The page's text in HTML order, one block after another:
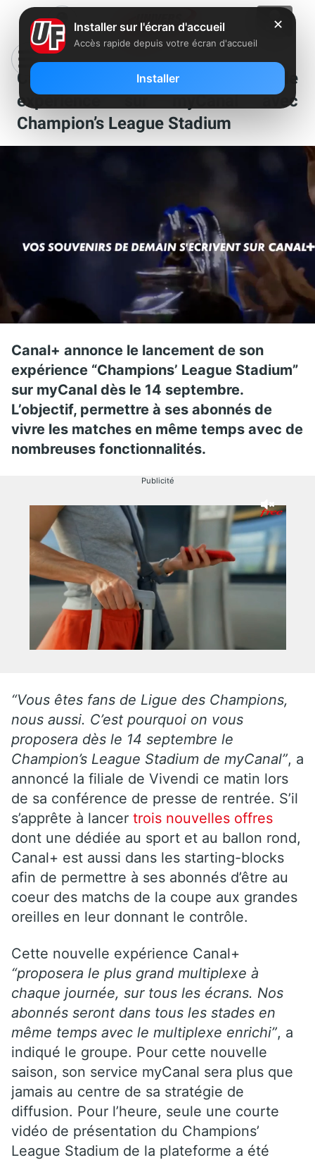
Canal+ va lancer une nouvelle
expérience sur myCanal avec
Champion’s League Stadium
Canal+ annonce le lancement de son
expérience “Champions’ League Stadium”
sur myCanal dès le 14 septembre.
L’objectif, permettre à ses abonnés de
vivre les matches en même temps avec de
nombreuses fonctionnalités.
Publicité
“Vous êtes fans de Ligue des Champions,
nous aussi. C’est pourquoi on vous
proposera dès le 14 septembre le
Champion’s League Stadium de myCanal”, a
annoncé la filiale de Vivendi ce matin lors
de sa conférence de presse de rentrée. S’il
s’apprête à lancer trois nouvelles offres
dont une dédiée au sport et au ballon rond,
Canal+ est aussi dans les starting-blocks
afin de permettre à ses abonnés d’être au
coeur des matchs de la coupe aux grandes
oreilles en leur donnant le contrôle.
Cette nouvelle expérience Canal+
“proposera le plus grand multiplexe à
chaque journée, sur tous les écrans. Nos
abonnés seront dans tous les stades en
même temps avec le multiplexe enrichi”, a
indiqué le groupe. Pour cette nouvelle
saison, son service myCanal sera plus que
jamais au centre de sa stratégie de
diffusion. Pour l’heure, seule une courte
vidéo de présentation du Champions’
League Stadium de la plateforme a été
✕
Installer sur l'écran d'accueil
Accès rapide depuis votre écran d'accueil
Installer